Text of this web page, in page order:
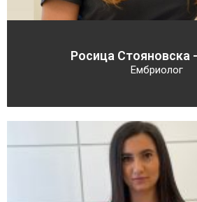
Росица Стояновска
Ембриолог